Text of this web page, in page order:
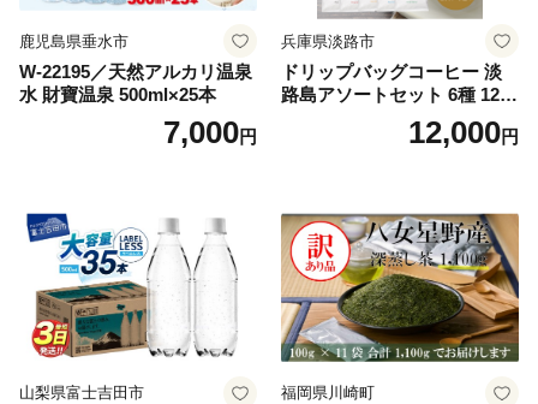
鹿児島県垂水市
W-22195／天然アルカリ温泉
水 財寶温泉 500ml×25本
7,000円
兵庫県淡路市
ドリップバッグコーヒー 淡
路島アソートセット 6種 120
袋 飲み比べ コーヒー
12,000円
山梨県富士吉田市 福岡県川崎町